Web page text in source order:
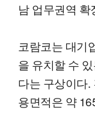
남 업무권역
코람코는 대기
을 유치할 수
다는 구상이다.
용면적은 약